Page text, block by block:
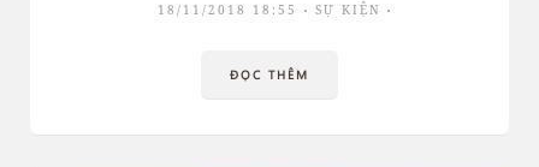
18/11/2018 18:55 SỰ KIỆN
ĐỌC THÊM